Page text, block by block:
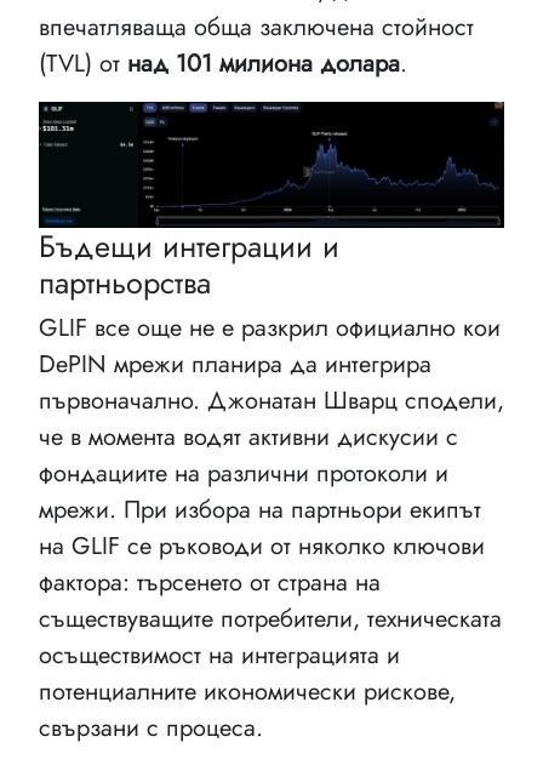
впечатляваща обща заключена стойност
(TVL) от над 101 милиона долара.
Бъдещи интеграции и
партньорства
GLIF все още не е разкрил официално кои
DePIN мрежи планира да интегрира
първоначално. Джонатан Шварц сподели,
че в момента водят активни дискусии с
фондациите на различни протоколи и
мрежи. При избора на партньори екипът
на GLIF се ръководи от няколко ключови
фактора: търсенето от страна на
съществуващите потребители, техническата
осъществимост на интеграцията и
потенциалните икономически рискове,
свързани с процеса.